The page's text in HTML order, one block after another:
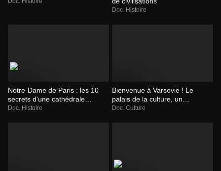
Doc. Histoire
Notre-Dame de Paris : les 10
secrets d'une cathédrale
mythique
Doc. Histoire
Bienvenue à Varsovie ! Le
palais de la culture, un
monument mal-aimé
Doc. Culture